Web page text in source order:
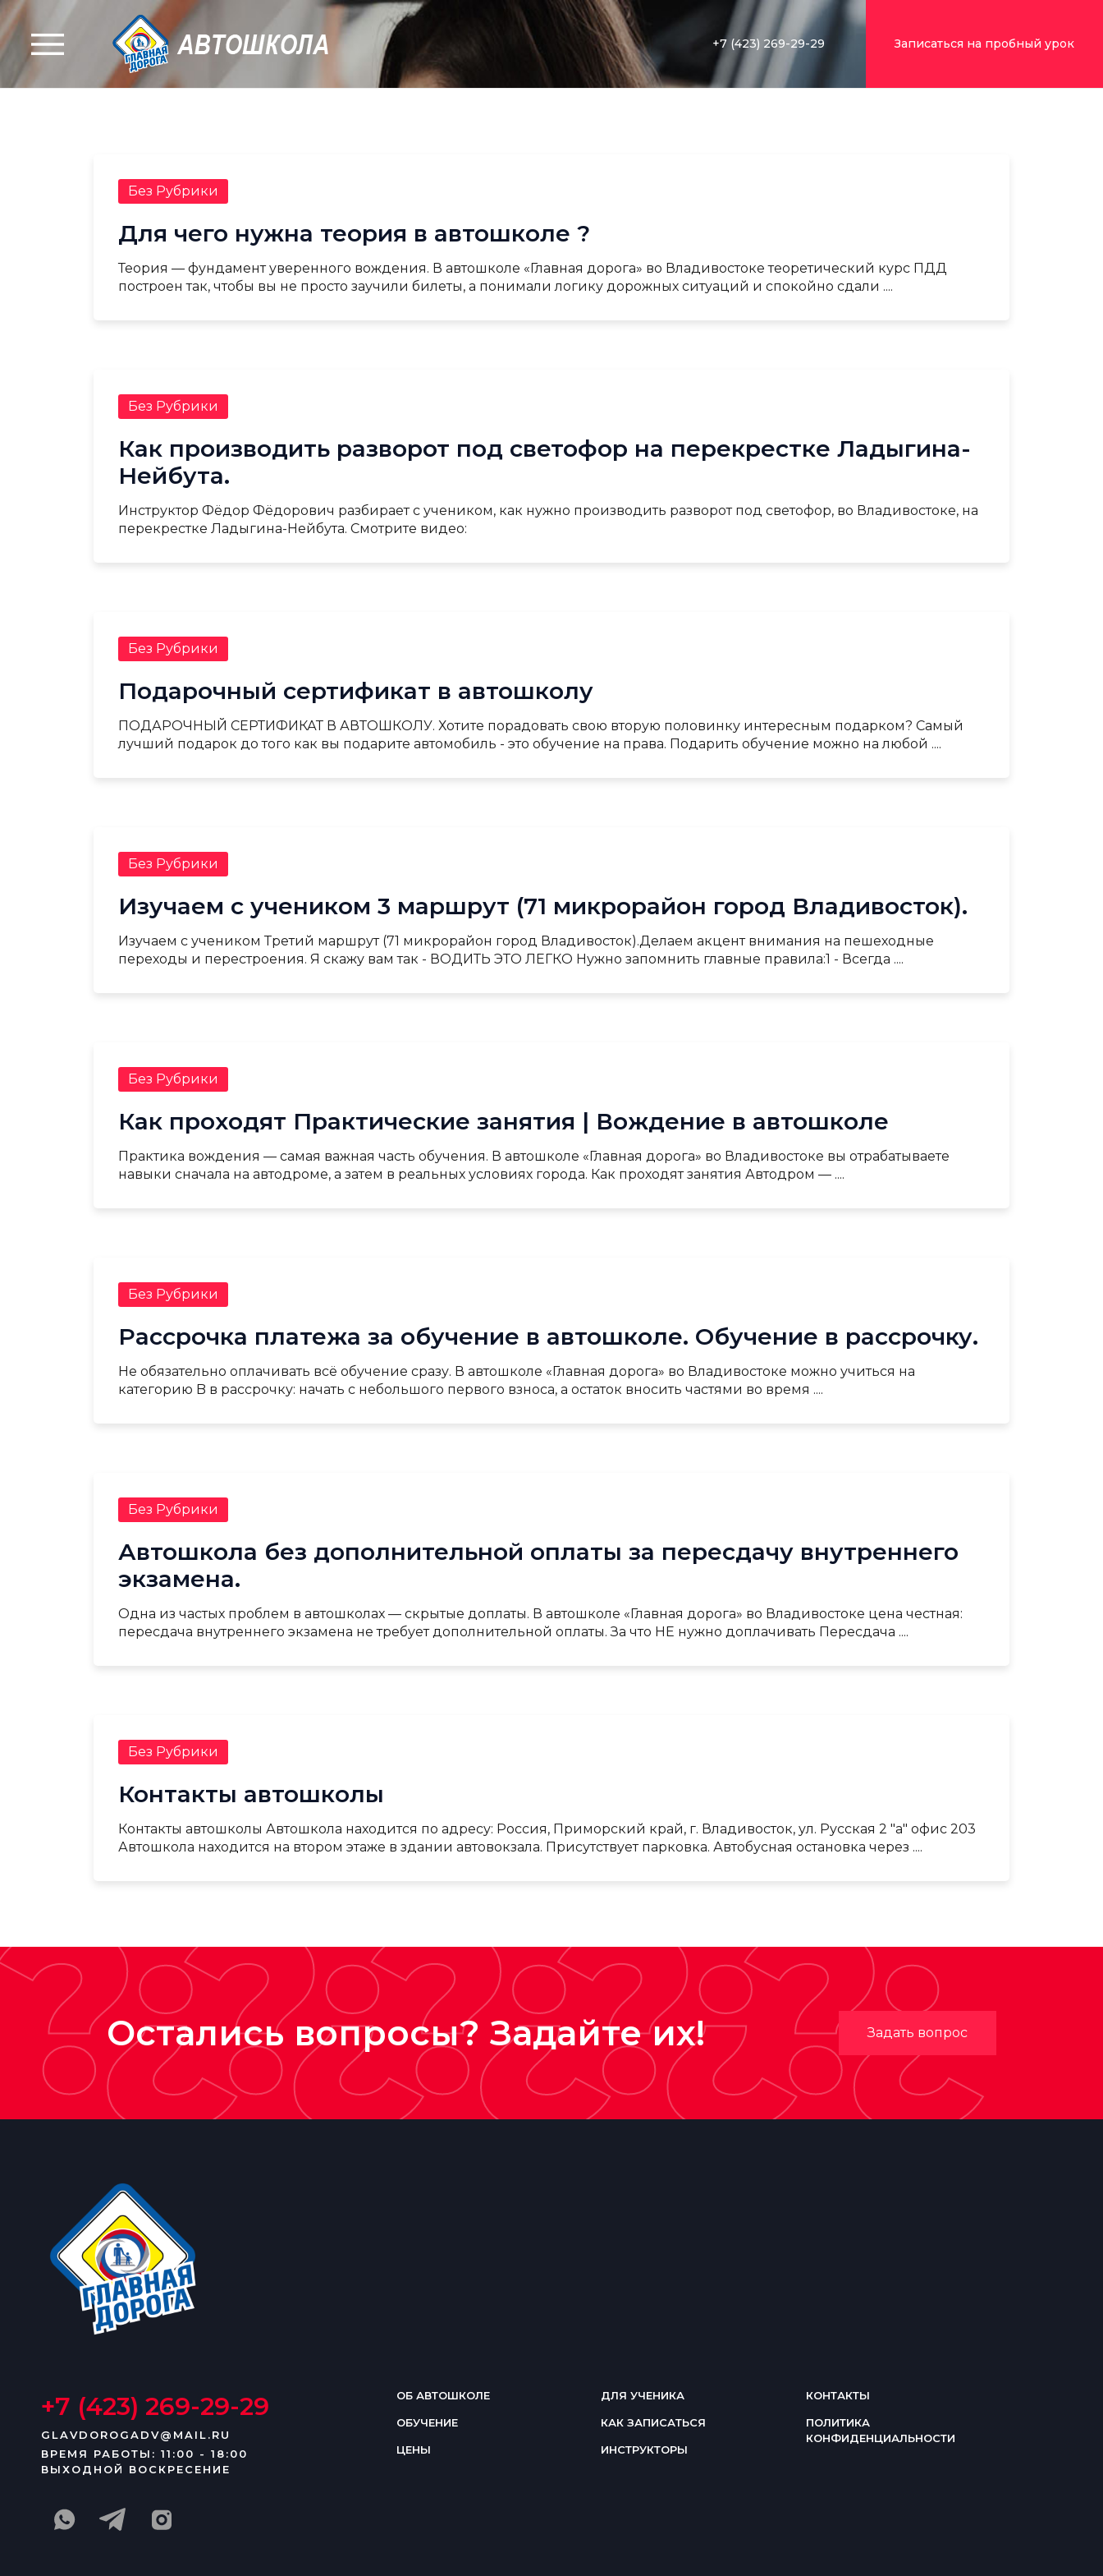
Перейти
к
содержанию
+7 (423) 269-29-29 Записаться на пробный урок
Без Рубрики
Для чего нужна теория в автошколе ?
Теория — фундамент уверенного вождения. В автошколе «Главная дорога» во Владивостоке теоретический курс ПДД
построен так, чтобы вы не просто заучили билеты, а понимали логику дорожных ситуаций и спокойно сдали ....
Без Рубрики
Как производить разворот под светофор на перекрестке Ладыгина-
Нейбута.
Инструктор Фёдор Фёдорович разбирает с учеником, как нужно производить разворот под светофор, во Владивостоке, на
перекрестке Ладыгина-Нейбута. Смотрите видео:
Без Рубрики
Подарочный сертификат в автошколу
ПОДАРОЧНЫЙ СЕРТИФИКАТ В АВТОШКОЛУ. Хотите порадовать свою вторую половинку интересным подарком? Самый
лучший подарок до того как вы подарите автомобиль - это обучение на права. Подарить обучение можно на любой ....
Без Рубрики
Изучаем с учеником 3 маршрут (71 микрорайон город Владивосток).
Изучаем с учеником Третий маршрут (71 микрорайон город Владивосток).Делаем акцент внимания на пешеходные
переходы и перестроения. Я скажу вам так - ВОДИТЬ ЭТО ЛЕГКО Нужно запомнить главные правила:1 - Всегда ....
Без Рубрики
Как проходят Практические занятия | Вождение в автошколе
Практика вождения — самая важная часть обучения. В автошколе «Главная дорога» во Владивостоке вы отрабатываете
навыки сначала на автодроме, а затем в реальных условиях города. Как проходят занятия Автодром — ....
Без Рубрики
Рассрочка платежа за обучение в автошколе. Обучение в рассрочку.
Не обязательно оплачивать всё обучение сразу. В автошколе «Главная дорога» во Владивостоке можно учиться на
категорию B в рассрочку: начать с небольшого первого взноса, а остаток вносить частями во время ....
Без Рубрики
Автошкола без дополнительной оплаты за пересдачу внутреннего
экзамена.
Одна из частых проблем в автошколах — скрытые доплаты. В автошколе «Главная дорога» во Владивостоке цена честная:
пересдача внутреннего экзамена не требует дополнительной оплаты. За что НЕ нужно доплачивать Пересдача ....
Без Рубрики
Контакты автошколы
Контакты автошколы Автошкола находится по адресу: Россия, Приморский край, г. Владивосток, ул. Русская 2 "а" офис 203
Автошкола находится на втором этаже в здании автовокзала. Присутствует парковка. Автобусная остановка через ....
?¿?¿?¿?¿?¿
Остались вопросы? Задайте их! Задать вопрос
+7 (423) 269-29-29
GLAVDOROGADV@MAIL.RU
ВРЕМЯ РАБОТЫ: 11:00 - 18:00
ВЫХОДНОЙ ВОСКРЕСЕНИЕ
ОБ АВТОШКОЛЕ
ОБУЧЕНИЕ
ЦЕНЫ
ДЛЯ УЧЕНИКА
КАК ЗАПИСАТЬСЯ
ИНСТРУКТОРЫ
КОНТАКТЫ
ПОЛИТИКА
КОНФИДЕНЦИАЛЬНОСТИ